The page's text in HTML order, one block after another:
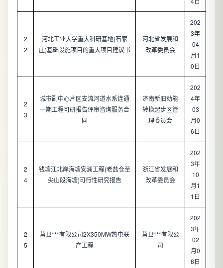
2
2
河北工业大学重大科研基地(石家
庄)基础设施项目的重大项目建议书
河北省发展和
改革委员会
202
3年
04
月1
0日
2
3
城市副中心片区支流河道水系连通
一期工程可研报告评审咨询服务合
同
济南新旧动能
转换起步区管
理委员会
202
4年
03
月0
6日
2
4
钱塘江北岸海塘安澜工程(老盐仓至
尖山段海塘)可行性研究报告
浙江省发展和
改革委员会
202
3年
10
月1
1日
2
5
莒县***有限公司2X350MW热电联
产工程
莒县***有限公
司
202
3年
02
月0
8日